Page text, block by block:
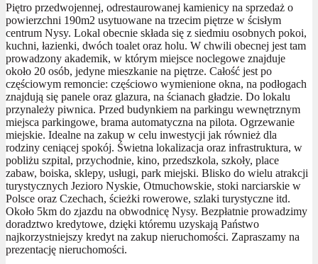
Piętro przedwojennej, odrestaurowanej kamienicy na sprzedaż o
powierzchni 190m2 usytuowane na trzecim piętrze w ścisłym
centrum Nysy. Lokal obecnie składa się z siedmiu osobnych pokoi,
kuchni, łazienki, dwóch toalet oraz holu. W chwili obecnej jest tam
prowadzony akademik, w którym miejsce noclegowe znajduje
około 20 osób, jedyne mieszkanie na piętrze. Całość jest po
częściowym remoncie: częściowo wymienione okna, na podłogach
znajdują się panele oraz glazura, na ścianach gładzie. Do lokalu
przynależy piwnica. Przed budynkiem na parkingu wewnętrznym
miejsca parkingowe, brama automatyczna na pilota. Ogrzewanie
miejskie. Idealne na zakup w celu inwestycji jak również dla
rodziny ceniącej spokój. Świetna lokalizacja oraz infrastruktura, w
pobliżu szpital, przychodnie, kino, przedszkola, szkoły, place
zabaw, boiska, sklepy, usługi, park miejski. Blisko do wielu atrakcji
turystycznych Jezioro Nyskie, Otmuchowskie, stoki narciarskie w
Polsce oraz Czechach, ścieżki rowerowe, szlaki turystyczne itd.
Około 5km do zjazdu na obwodnicę Nysy. Bezpłatnie prowadzimy
doradztwo kredytowe, dzięki któremu uzyskają Państwo
najkorzystniejszy kredyt na zakup nieruchomości. Zapraszamy na
prezentację nieruchomości.